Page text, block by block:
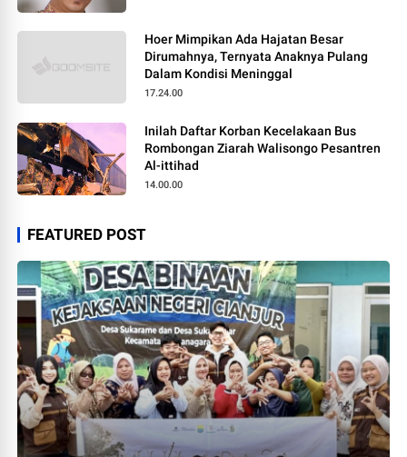
Hoer Mimpikan Ada Hajatan Besar
Dirumahnya, Ternyata Anaknya Pulang
Dalam Kondisi Meninggal
17.24.00
Inilah Daftar Korban Kecelakaan Bus
Rombongan Ziarah Walisongo Pesantren
Al-ittihad
14.00.00
FEATURED POST